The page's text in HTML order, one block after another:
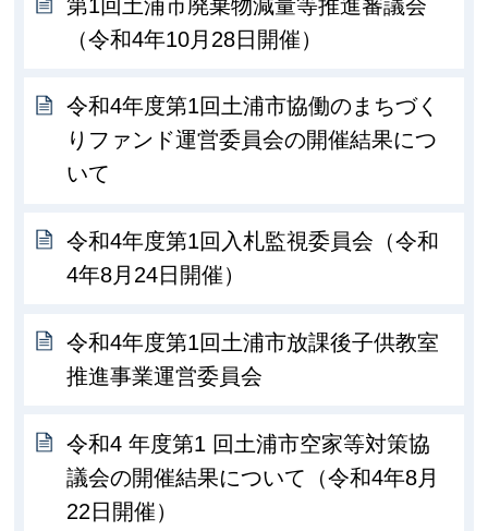
第1回土浦市廃棄物減量等推進審議会
（令和4年10月28日開催）
令和4年度第1回土浦市協働のまちづく
りファンド運営委員会の開催結果につ
いて
令和4年度第1回入札監視委員会（令和
4年8月24日開催）
令和4年度第1回土浦市放課後子供教室
推進事業運営委員会
令和4 年度第1 回土浦市空家等対策協
議会の開催結果について（令和4年8月
22日開催）